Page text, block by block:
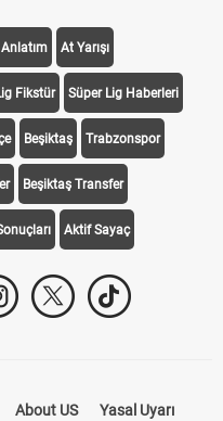
At Yarışı
Fikstür Süper Lig Haberleri
Beşiktaş Trabzonspor
Beşiktaş Transfer
Aktif Sayaç
About US Yasal Uyarı